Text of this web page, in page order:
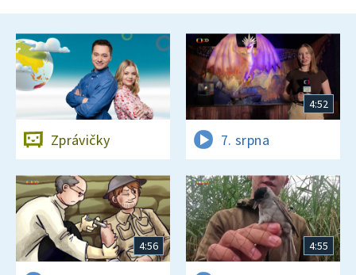
Zprávičky
4:52
7. srpna
4:56 4:55